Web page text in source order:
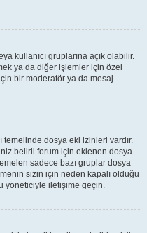
kullanıcı gruplarına açık olabilir.
ya da diğer işlemler için özel
bir moderatör ya da mesaj
temelinde dosya eki izinleri vardır.
belirli forum için eklenen dosya
sadece bazı gruplar dosya
sizin için neden kapalı olduğu
yöneticiyle iletişime geçin.